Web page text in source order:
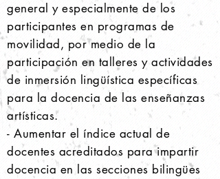
general y especialmente de los
participantes en programas de
movilidad, por medio de la
participación en talleres y actividades
de inmersión lingüística específicas
para la docencia de las enseñanzas
artísticas.
- Aumentar el índice actual de
docentes acreditados para impartir
docencia en las secciones bilingües